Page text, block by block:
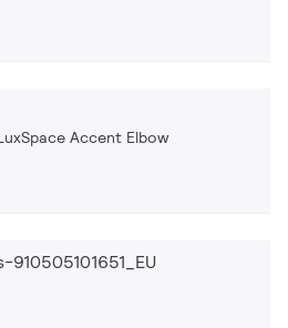
Accent Elbow